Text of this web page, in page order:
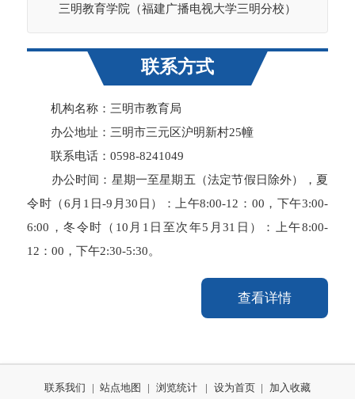
三明教育学院（福建广播电视大学三明分校）
联系方式
机构名称：三明市教育局
办公地址：三明市三元区沪明新村25幢
联系电话：0598-8241049
办公时间：星期一至星期五（法定节假日除外），夏
令时（6月1日-9月30日）：上午8:00-12：00，下午3:00-
6:00，冬令时（10月1日至次年5月31日）：上午8:00-
12：00，下午2:30-5:30。
查看详情
联系我们 | 站点地图 | 浏览统计 | 设为首页 | 加入收藏